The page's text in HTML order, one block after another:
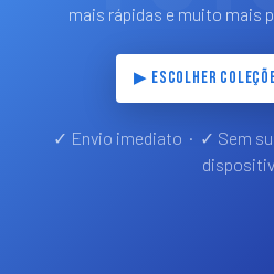
mais rápidas e muito mais
▶ ESCOLHER
✓ Envio imediato · ✓ Sem